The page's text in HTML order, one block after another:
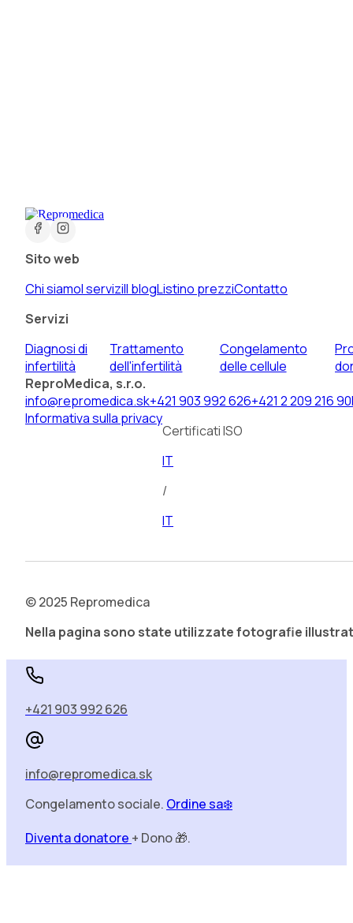
Sito web
Chi siamoI serviziIl blogListino prezziContatto
Servizi
Diagnosi di
infertilità
Trattamento
dell'infertilità
Congelamento
delle cellule
ReproMedica, s.r.o.
info@repromedica.sk+421 903 992 626+421 2 209 216 90
Informativa sulla privacy
Certificati ISO
IT
/
IT
© 2025 Repromedica
Nella pagina sono state utilizzate fotografie
+421 903 992 626
info@repromedica.sk
Congelamento sociale. Ordine sa❄️
Diventa donatore + Dono 🎁.